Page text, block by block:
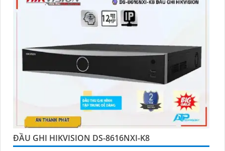
ĐẦU GHI HIKVISION DS-8616NXI-K8